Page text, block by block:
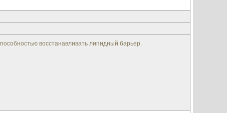
восстанавливать липидный барьер.